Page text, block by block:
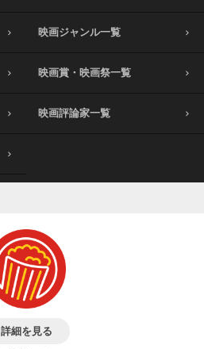
映画ジャンル一覧
映画賞・映画祭一覧
映画評論家一覧
詳細を見る